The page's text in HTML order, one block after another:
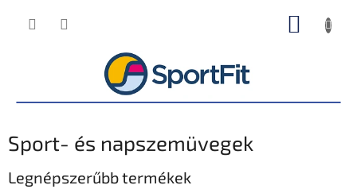
KOSÁR
Sport- és napszemüvegek
Legnépszerűbb termékek